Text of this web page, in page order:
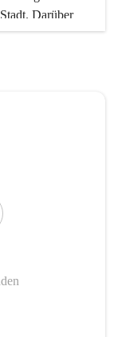
Darüber
in